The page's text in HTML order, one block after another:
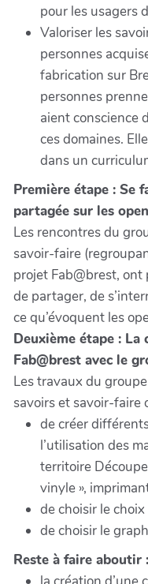
pour les usagers
Valoriser les
personnes
fabrication sur
personnes
aient conscience
ces domaines.
dans un
Première étape : Se
partagée sur les
Les rencontres du
savoir-faire
projet Fab@brest, ont
de partager, de
ce qu’évoquent les
Deuxième étape : La
Fab@brest avec le
Les travaux du
savoirs et savoir-faire
de créer
l’utilisation des
territoire
vinyle »,
de choisir le
de choisir le
Reste à faire aboutir :